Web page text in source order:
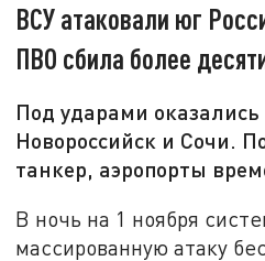
ВСУ атаковали юг
ПВО сбила более
Под ударами
Новороссийск и Сочи.
танкер, аэропорты
В ночь на 1 ноября
массированную атаку